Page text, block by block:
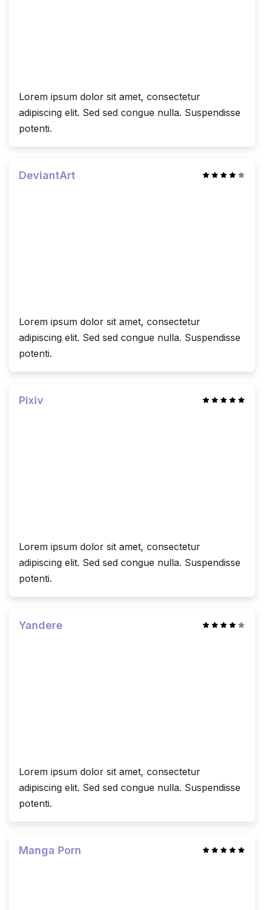
Lorem ipsum dolor sit amet, consectetur
adipiscing elit. Sed sed congue nulla. Suspendisse
potenti.
DeviantArt
Lorem ipsum dolor sit amet, consectetur
adipiscing elit. Sed sed congue nulla. Suspendisse
potenti.
Pixiv
Lorem ipsum dolor sit amet, consectetur
adipiscing elit. Sed sed congue nulla. Suspendisse
potenti.
Yandere
Lorem ipsum dolor sit amet, consectetur
adipiscing elit. Sed sed congue nulla. Suspendisse
potenti.
Manga Porn